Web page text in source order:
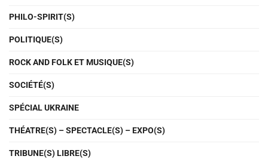
PHILO-SPIRIT(S)
POLITIQUE(S)
ROCK AND FOLK ET MUSIQUE(S)
SOCIÉTÉ(S)
SPÉCIAL UKRAINE
THÉATRE(S) – SPECTACLE(S) – EXPO(S)
TRIBUNE(S) LIBRE(S)